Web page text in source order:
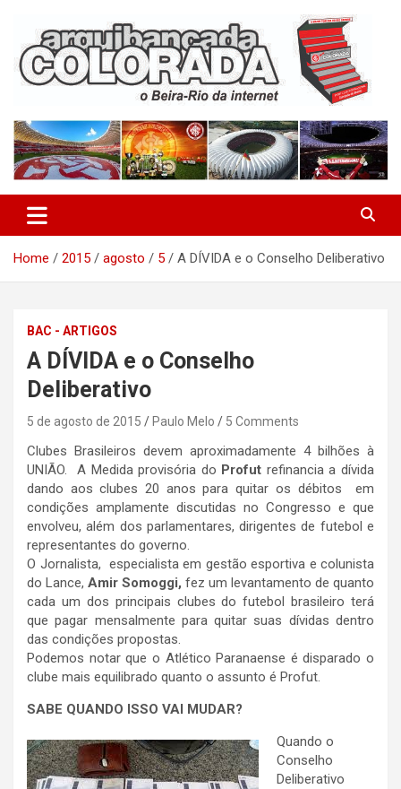
content
Arquibancada Colorada
Home 2015 agosto 5 A DÍVIDA e o Conselho Deliberativo
BAC - ARTIGOS
A DÍVIDA e o Conselho
Deliberativo
5 de agosto de 2015 Paulo Melo 5 Comments
Clubes Brasileiros devem aproximadamente 4 bilhões à
UNIÃO. A Medida provisória do Profut refinancia a dívida
dando aos clubes 20 anos para quitar os débitos em
condições amplamente discutidas no Congresso e que
envolveu, além dos parlamentares, dirigentes de futebol e
representantes do governo.
O Jornalista, especialista em gestão esportiva e colunista
do Lance, Amir Somoggi, fez um levantamento de quanto
cada um dos principais clubes do futebol brasileiro terá
que pagar mensalmente para quitar suas dívidas dentro
das condições propostas.
Podemos notar que o Atlético Paranaense é disparado o
clube mais equilibrado quanto o assunto é Profut.
SABE QUANDO ISSO VAI MUDAR?
Quando o
Conselho
Deliberativo